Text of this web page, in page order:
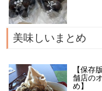
美味しいまとめ
【保存
舗店の
め】